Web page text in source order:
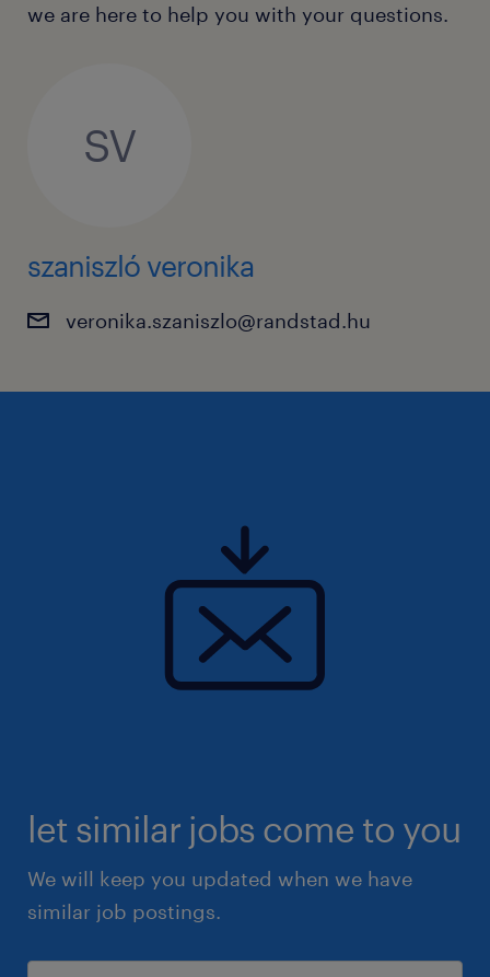
we are here to help you with your questions.
SV
szaniszló veronika
veronika.szaniszlo@randstad.hu
let similar jobs come to you
We will keep you updated when we have
similar job postings.